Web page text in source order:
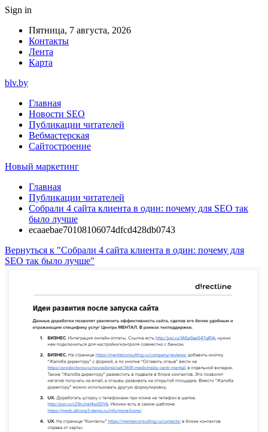
Sign in
Пятница, 7 августа, 2026
Контакты
Лента
Карта
blv.by
Главная
Новости SEO
Публикации читателей
Вебмастерская
Сайтостроение
Новый маркетинг
Главная
Публикации читателей
Собрали 4 сайта клиента в один: почему для SEO так
было лучше
ecaaebae70108106074dfcd428db0743
Вернуться к "Собрали 4 сайта клиента в один: почему для
SEO так было лучше"